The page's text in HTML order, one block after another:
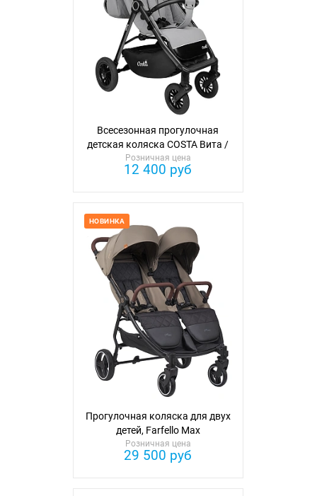
Всесезонная прогулочная
детская коляска COSTA Вита /
Vita
Розничная цена
12 400 руб
НОВИНКА
Прогулочная коляска для двух
детей, Farfello Мах
Розничная цена
29 500 руб